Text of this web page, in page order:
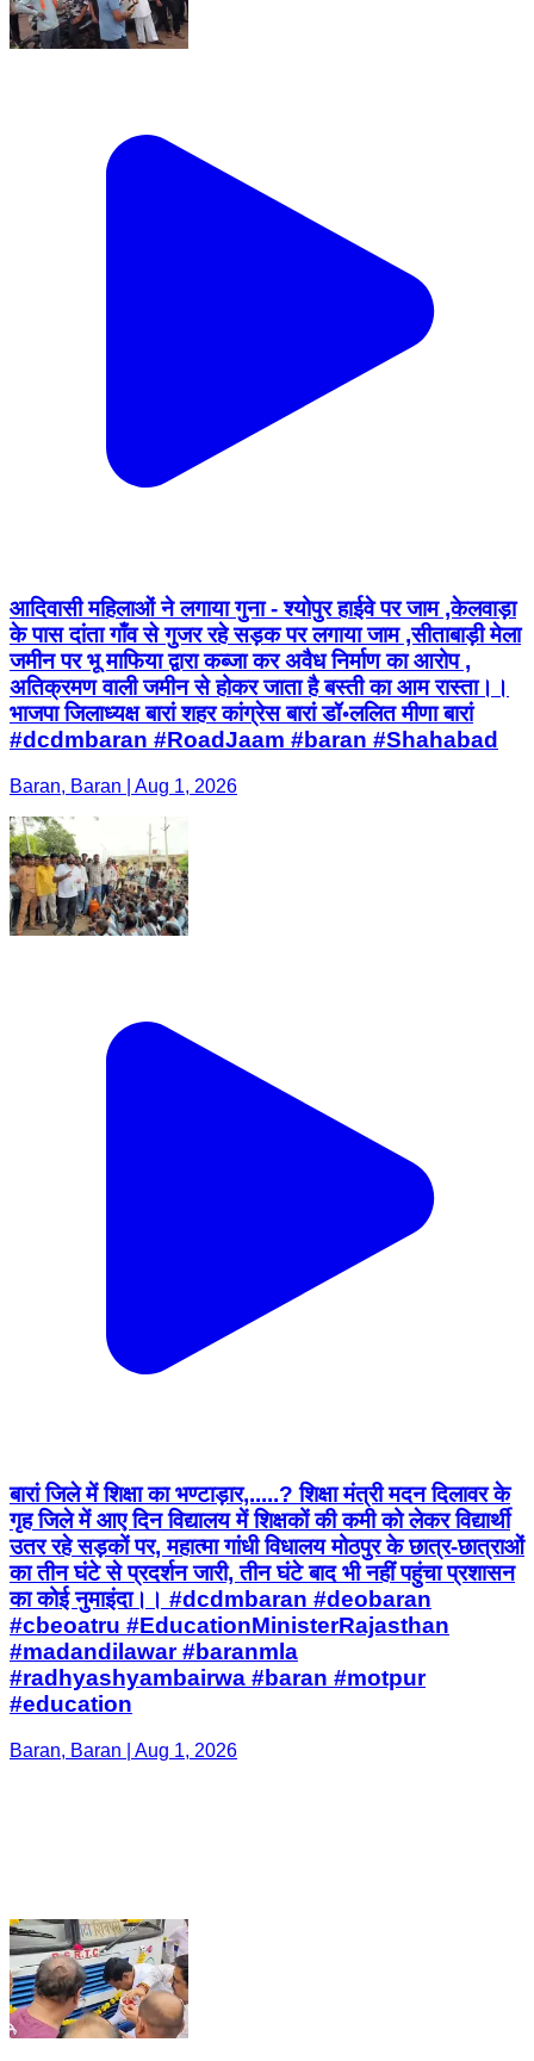
आदिवासी महिलाओं ने लगाया गुना - श्योपुर हाईवे पर जाम ,केलवाड़ा
के पास दांता गाँव से गुजर रहे सड़क पर लगाया जाम ,सीताबाड़ी मेला
जमीन पर भू माफिया द्वारा कब्जा कर अवैध निर्माण का आरोप ,
अतिक्रमण वाली जमीन से होकर जाता है बस्ती का आम रास्ता।।
भाजपा जिलाध्यक्ष बारां शहर कांग्रेस बारां डॉ॰ललित मीणा बारां
#dcdmbaran #RoadJaam #baran #Shahabad
Baran, Baran | Aug 1, 2026
बारां जिले में शिक्षा का भण्टाड़ार,.....? शिक्षा मंत्री मदन दिलावर के
गृह जिले में आए दिन विद्यालय में शिक्षकों की कमी को लेकर विद्यार्थी
उतर रहे सड़कों पर, महात्मा गांधी विधालय मोठपुर के छात्र-छात्राओं
का तीन घंटे से प्रदर्शन जारी, तीन घंटे बाद भी नहीं पहुंचा प्रशासन
का कोई नुमाइंदा।। #dcdmbaran #deobaran
#cbeoatru #EducationMinisterRajasthan
#madandilawar #baranmla
#radhyashyambairwa #baran #motpur
#education
Baran, Baran | Aug 1, 2026